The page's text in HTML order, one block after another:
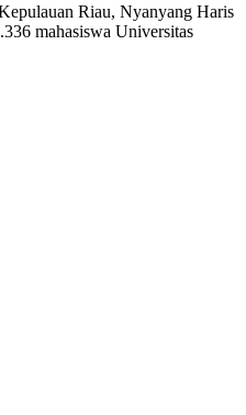
Riau, Nyanyang Haris
mahasiswa Universitas